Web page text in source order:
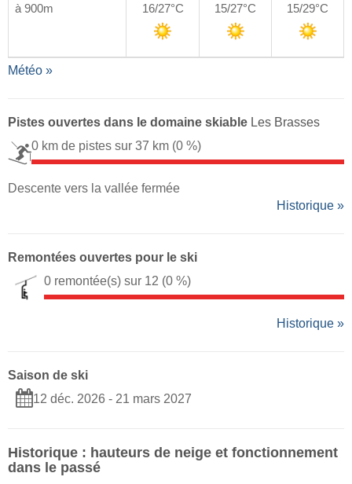
à 900m
16/27°C
15/27°C
15/29°C
Météo »
Pistes ouvertes dans le domaine skiable Les Brasses
0 km de pistes sur 37 km (0 %)
Descente vers la vallée fermée
Historique »
Remontées ouvertes pour le ski
0 remontée(s) sur 12 (0 %)
Historique »
Saison de ski
12 déc. 2026 - 21 mars 2027
Historique : hauteurs de neige et fonctionnement
dans le passé